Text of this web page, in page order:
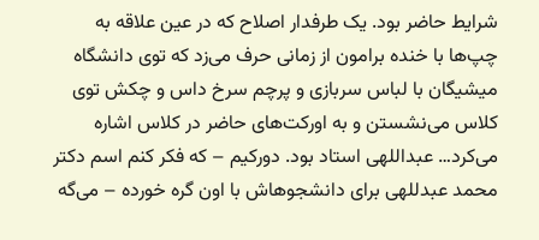
شرایط حاضر بود. یک طرفدار اصلاح که در عین علاقه به
چپ‌ها با خنده برامون از زمانی حرف می‌زد که توی دانشگاه
میشیگان با لباس سربازی و پرچم سرخ داس و چکش توی
کلاس می‌نشستن و به اورکت‌های حاضر در کلاس اشاره
می‌کرد… عبداللهی استاد بود. دورکیم – که فکر کنم اسم دکتر
محمد عبدللهی برای دانشجوهاش با اون گره خورده – می‌گه